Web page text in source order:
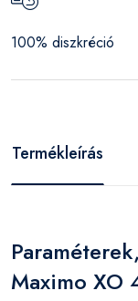
100% diszkréció
Termékleírás
Maximo XO